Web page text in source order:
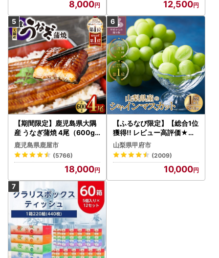
8,000 12,500
【期間限定】鹿児島県大隅
産 うなぎ蒲焼 4尾（600g
） KN007-004-04-cp18
うなぎ 鰻 魚 惣菜 総菜
鹿児島県鹿屋市
(5766)
18,000
【ふるなび限定】【総合1位
獲得!! レビュー高評価★】
〈2026年度配送分〉山梨
県産 シャインマスカット 2
～3房（1.0kg以上）シャイ
ン フルーツ FN-Limited-S
P
山梨県甲府市
(2009)
10,000